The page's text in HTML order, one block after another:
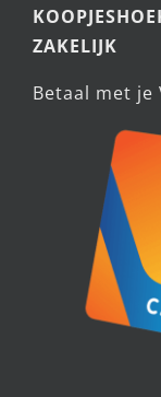
ZAKELIJK
Betaal met je